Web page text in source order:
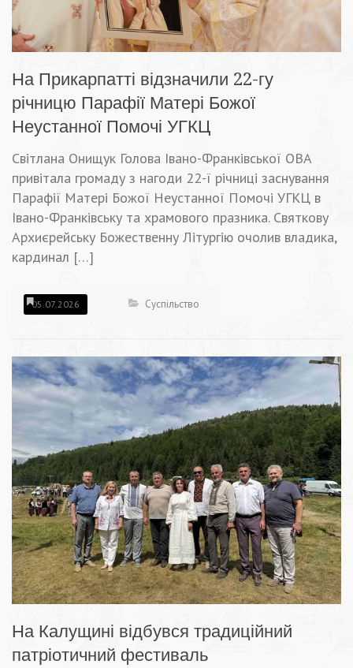
На Прикарпатті відзначили 22-гу
річницю Парафії Матері Божої
Неустанної Помочі УГКЦ
Світлана Онищук Голова Івано-Франківської ОВА
привітала громаду з нагоди 22-ї річниці заснування
Парафії Матері Божої Неустанної Помочі УГКЦ в
Івано-Франківську та храмового празника. Святкову
Архиєрейську Божественну Літургію очолив владика,
кардинал […]
05.07.2026 Суспільство
На Калущині відбувся традиційний
патріотичний фестиваль